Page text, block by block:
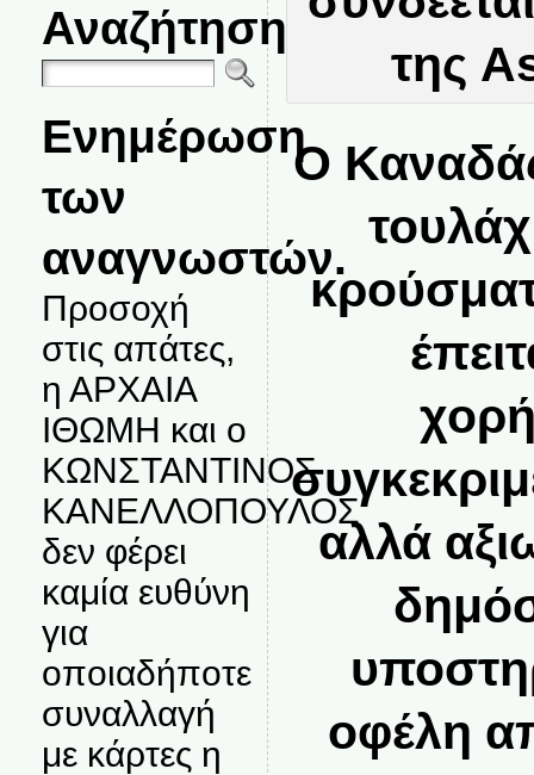
Αναζήτηση
Ενημέρωση
των
αναγνωστών.
Προσοχή
στις απάτες,
η ΑΡΧΑΙΑ
ΙΘΩΜΗ και ο
ΚΩΝΣΤΑΝΤΙΝΟΣ
ΚΑΝΕΛΛΟΠΟΥΛΟΣ
δεν φέρει
καμία ευθύνη
για
οποιαδήποτε
συναλλαγή
με κάρτες η
Ο
αλλά
οφέλη